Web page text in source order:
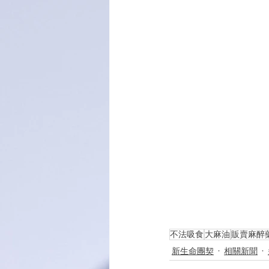
不法吸食 大麻油販賣麻醉
新生命團契
相關新聞